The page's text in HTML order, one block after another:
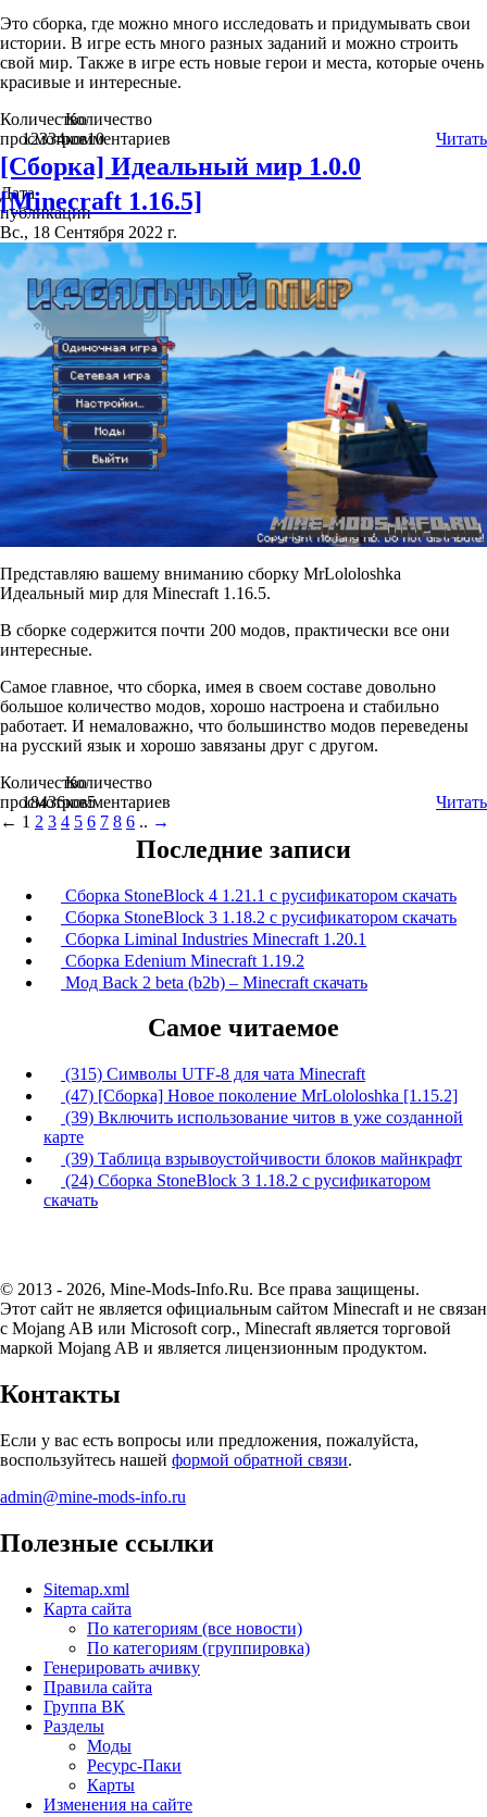
Это сборка, где можно много исследовать и придумывать свои
истории. В игре есть много разных заданий и можно строить
свой мир. Также в игре есть новые герои и места, которые очень
красивые и интересные.
Количество
просмотров
12334
Количество
комментариев
10 Читать
[Сборка] Идеальный мир 1.0.0
[Minecraft 1.16.5]
Дата
публикации
Вс., 18 Сентября 2022 г.
Представляю вашему вниманию сборку MrLololoshka
Идеальный мир для Minecraft 1.16.5.
В сборке содержится почти 200 модов, практически все они
интересные.
Самое главное, что сборка, имея в своем составе довольно
большое количество модов, хорошо настроена и стабильно
работает. И немаловажно, что большинство модов переведены
на русский язык и хорошо завязаны друг с другом.
Количество
просмотров
18436
Количество
комментариев
5
Читать
← 1 2 3 4 5 6 7 8 6 .. →
Последние записи
Сборка StoneBlock 4 1.21.1 с русификатором скачать
Сборка StoneBlock 3 1.18.2 с русификатором скачать
Сборка Liminal Industries Minecraft 1.20.1
Сборка Edenium Minecraft 1.19.2
Мод Back 2 beta (b2b) – Minecraft скачать
Самое читаемое
(315) Символы UTF-8 для чата Minecraft
(47) [Сборка] Новое поколение MrLololoshka [1.15.2]
(39) Включить использование читов в уже созданной
карте
(39) Таблица взрывоустойчивости блоков майнкрафт
(24) Сборка StoneBlock 3 1.18.2 с русификатором
скачать
© 2013 - 2026, Mine-Mods-Info.Ru. Все права защищены.
Этот сайт не является официальным сайтом Minecraft и не связан
с Mojang AB или Microsoft corp., Minecraft является торговой
маркой Mojang AB и является лицензионным продуктом.
Контакты
Если у вас есть вопросы или предложения, пожалуйста,
воспользуйтесь нашей формой обратной связи.
admin@mine-mods-info.ru
Полезные ссылки
Sitemap.xml
Карта сайта
По категориям (все новости)
По категориям (группировка)
Генерировать ачивку
Правила сайта
Группа ВК
Разделы
Моды
Ресурс-Паки
Карты
Изменения на сайте